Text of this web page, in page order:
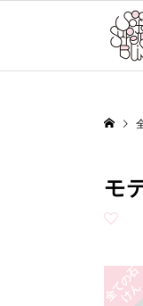
モ
全
て
の
石
け
ん